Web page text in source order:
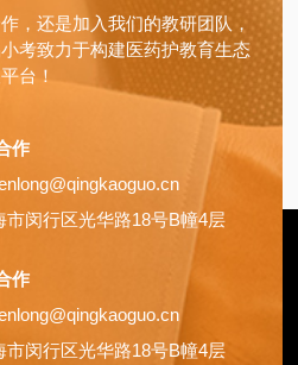
，还是加入我们的教研团队，
考致力于构建医药护教育生态
台！
作
市闵行区光华路18号B幢4层
作
市闵行区光华路18号B幢4层